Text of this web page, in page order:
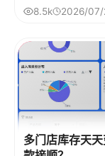
8.5k 2026/07/
多门店库存天